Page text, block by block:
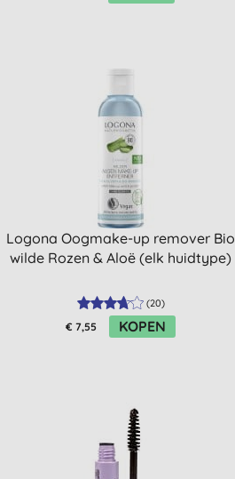
Logona Oogmake-up remover Bio
wilde Rozen & Aloë (elk huidtype)
(20)
€ 7,55 KOPEN